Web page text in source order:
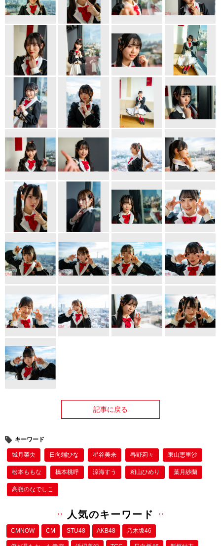
記事に戻る
キーワード
城月菜央 日向端ひな 星谷美来 春野莉々 東山恵里沙
松本ももな 橋本桃呼 涼海すう 籾山ひめり 葉月紗蘭
高嶺のなでしこ
人気のキーワード
CMNOW CM STU48 AKB48 乃木坂46